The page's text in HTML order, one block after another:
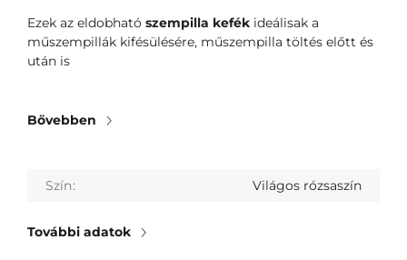
Ezek az eldobható szempilla kefék ideálisak a
műszempillák kifésülésére, műszempilla töltés előtt és
után is
Bővebben
Szín Világos rózsaszín
További adatok